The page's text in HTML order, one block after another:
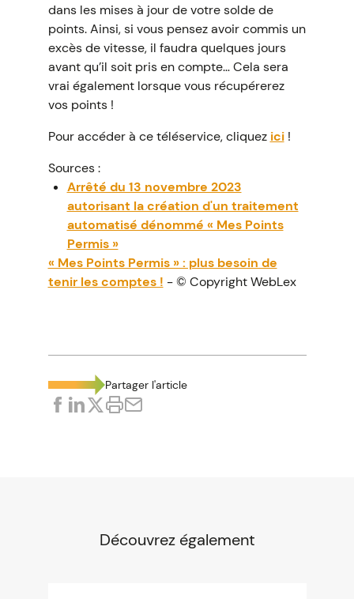
dans les mises à jour de votre solde de
points. Ainsi, si vous pensez avoir commis un
excès de vitesse, il faudra quelques jours
avant qu’il soit pris en compte… Cela sera
vrai également lorsque vous récupérerez
vos points !
Pour accéder à ce téléservice, cliquez ici!
Sources :
Arrêté du 13 novembre 2023
autorisant la création d'un traitement
automatisé dénommé « Mes Points
Permis »
« Mes Points Permis » : plus besoin de
tenir les comptes ! - © Copyright WebLex
Partager l'article
Découvrez également